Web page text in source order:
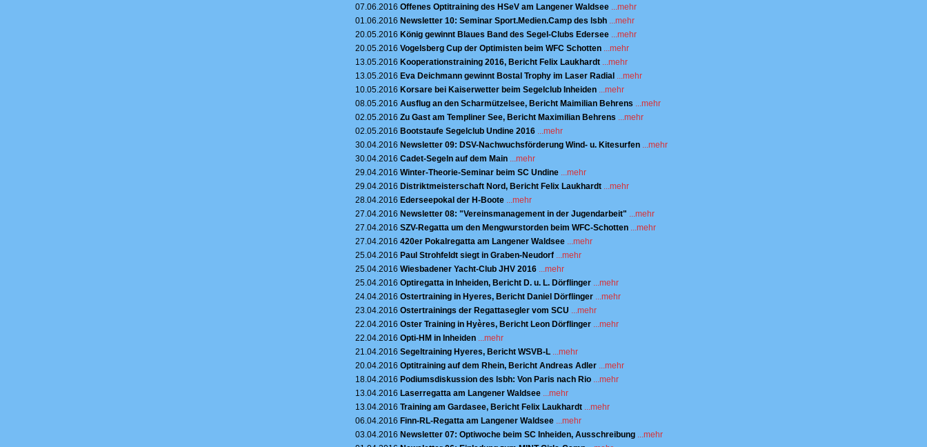
07.06.2016 Offenes Optitraining des HSeV am Langener Waldsee ...mehr
01.06.2016 Newsletter 10: Seminar Sport.Medien.Camp des lsbh ...mehr
20.05.2016 König gewinnt Blaues Band des Segel-Clubs Edersee ...mehr
20.05.2016 Vogelsberg Cup der Optimisten beim WFC Schotten ...mehr
13.05.2016 Kooperationstraining 2016, Bericht Felix Laukhardt ...mehr
13.05.2016 Eva Deichmann gewinnt Bostal Trophy im Laser Radial ...mehr
10.05.2016 Korsare bei Kaiserwetter beim Segelclub Inheiden ...mehr
08.05.2016 Ausflug an den Scharmützelsee, Bericht Maimilian Behrens ...mehr
02.05.2016 Zu Gast am Templiner See, Bericht Maximilian Behrens ...mehr
02.05.2016 Bootstaufe Segelclub Undine 2016 ...mehr
30.04.2016 Newsletter 09: DSV-Nachwuchsförderung Wind- u. Kitesurfen ...mehr
30.04.2016 Cadet-Segeln auf dem Main ...mehr
29.04.2016 Winter-Theorie-Seminar beim SC Undine ...mehr
29.04.2016 Distriktmeisterschaft Nord, Bericht Felix Laukhardt ...mehr
28.04.2016 Ederseepokal der H-Boote ...mehr
27.04.2016 Newsletter 08: "Vereinsmanagement in der Jugendarbeit" ...mehr
27.04.2016 SZV-Regatta um den Mengwurstorden beim WFC-Schotten ...mehr
27.04.2016 420er Pokalregatta am Langener Waldsee ...mehr
25.04.2016 Paul Strohfeldt siegt in Graben-Neudorf ...mehr
25.04.2016 Wiesbadener Yacht-Club JHV 2016 ...mehr
25.04.2016 Optiregatta in Inheiden, Bericht D. u. L. Dörflinger ...mehr
24.04.2016 Ostertraining in Hyeres, Bericht Daniel Dörflinger ...mehr
23.04.2016 Ostertrainings der Regattasegler vom SCU ...mehr
22.04.2016 Oster Training in Hyères, Bericht Leon Dörflinger ...mehr
22.04.2016 Opti-HM in Inheiden ...mehr
21.04.2016 Segeltraining Hyeres, Bericht WSVB-L ...mehr
20.04.2016 Optitraining auf dem Rhein, Bericht Andreas Adler ...mehr
18.04.2016 Podiumsdiskussion des lsbh: Von Paris nach Rio ...mehr
13.04.2016 Laserregatta am Langener Waldsee ...mehr
13.04.2016 Training am Gardasee, Bericht Felix Laukhardt ...mehr
06.04.2016 Finn-RL-Regatta am Langener Waldsee ...mehr
03.04.2016 Newsletter 07: Optiwoche beim SC Inheiden, Ausschreibung ...mehr